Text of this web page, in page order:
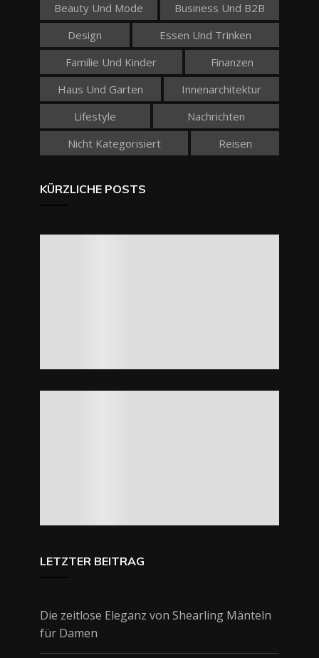
Beauty Und Mode
Business Und B2B
Design
Essen Und Trinken
Familie Und Kinder
Finanzen
Haus Und Garten
Innenarchitektur
Lifestyle
Nachrichten
Nicht Kategorisiert
Reisen
KÜRZLICHE POSTS
LETZTER BEITRAG
Die zeitlose Eleganz von Shearling Mänteln
für Damen